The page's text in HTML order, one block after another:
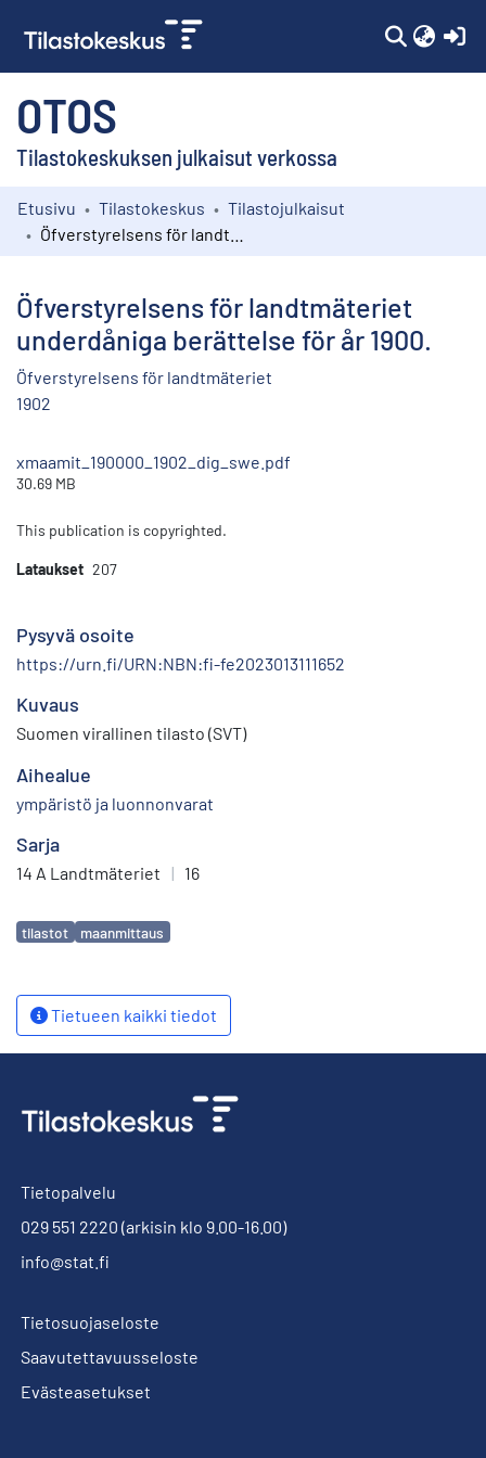
OTOS
Tilastokeskuksen julkaisut verkossa
Kokoelmat
Etusivu Tilastokeskus
Tilastojulkaisut
Öfverstyrelsens för landtmäteriet
underdåniga berättelse för år 1900.
Öfverstyrelsens för landtmäteriet
1902
xmaamit_190000_1902_dig_swe.pdf
30.69 MB
This publication is copyrighted.
Lataukset 207
Pysyvä osoite
https://urn.fi/URN:NBN:fi-fe2023013111652
Kuvaus
Suomen virallinen tilasto (SVT)
Aihealue
ympäristö ja luonnonvarat
Sarja
14 A Landtmäteriet | 16
Avainsanat
tilastot maanmittaus
Tietueen kaikki tiedot
Tietopalvelu
029 551 2220 (arkisin klo 9.00-16.00)
info@stat.fi
Tietosuojaseloste
Saavutettavuusseloste
Evästeasetukset